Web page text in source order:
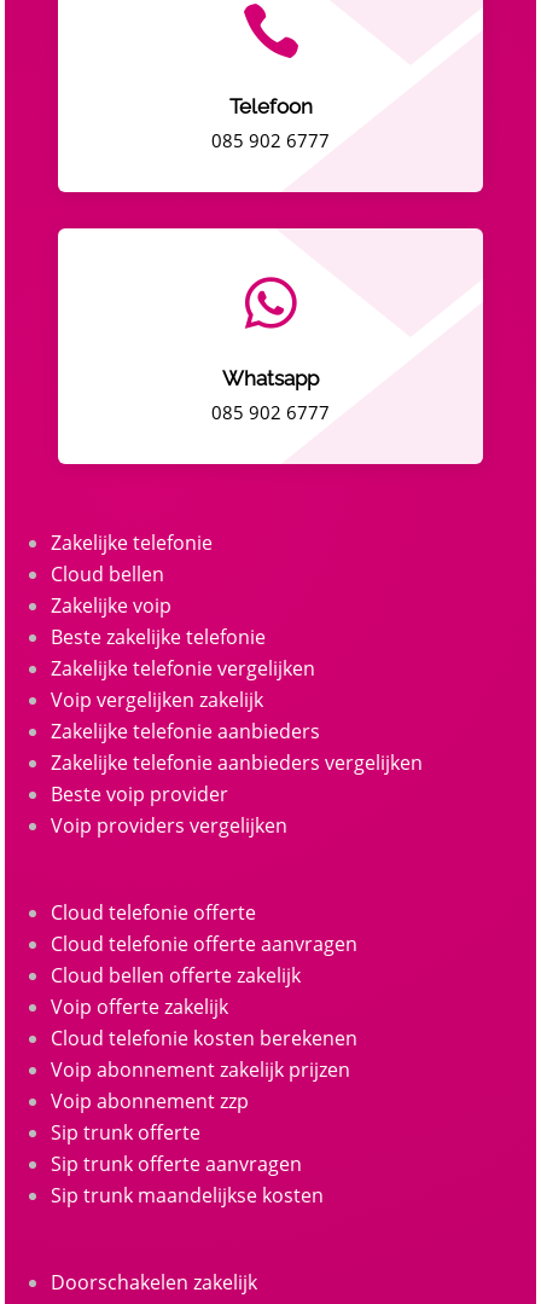

Telefoon
085 902 6777

Whatsapp
085 902 6777
Zakelijke telefonie
Cloud bellen
Zakelijke voip
Beste zakelijke telefonie
Zakelijke telefonie vergelijken
Voip vergelijken zakelijk
Zakelijke telefonie aanbieders
Zakelijke telefonie aanbieders vergelijken
Beste voip provider
Voip providers vergelijken
Cloud telefonie offerte
Cloud telefonie offerte aanvragen
Cloud bellen offerte zakelijk
Voip offerte zakelijk
Cloud telefonie kosten berekenen
Voip abonnement zakelijk prijzen
Voip abonnement zzp
Sip trunk offerte
Sip trunk offerte aanvragen
Sip trunk maandelijkse kosten
Doorschakelen zakelijk